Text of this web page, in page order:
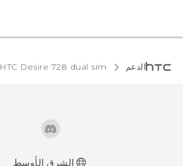
الدعم HTC Desire 728 dual sim‎
الشرق الأوسط